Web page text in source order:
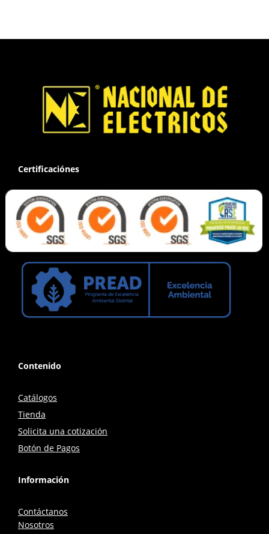
Certificaciónes
Contenido
Catálogos
Tienda
Solicita una cotización
Botón de Pagos
Información
Contáctanos
Nosotros